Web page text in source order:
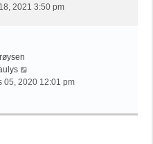
se
s
s
a
d
i
e
r
o
d
e
2021 3:50 pm
o
05, 2020 12:01 pm